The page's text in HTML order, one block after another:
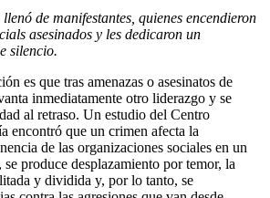
de manifestantes, quienes encendieron
asesinados y les dedicaron un
silencio.
es que tras amenazas o asesinatos de
inmediatamente otro liderazgo y se
al retraso. Un estudio del Centro
encontró que un crimen afecta la
de las organizaciones sociales en un
produce desplazamiento por temor, la
y dividida y, por lo tanto, se